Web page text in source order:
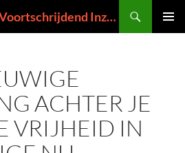
Ask The Real Jesus – Voortschrijdend Inzicht in de Zin van het Leven
ACHTER JE
VRIJHEID IN